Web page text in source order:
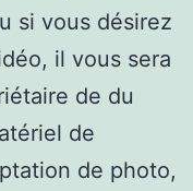
si vous désirez
il vous sera
de du
de
de photo,